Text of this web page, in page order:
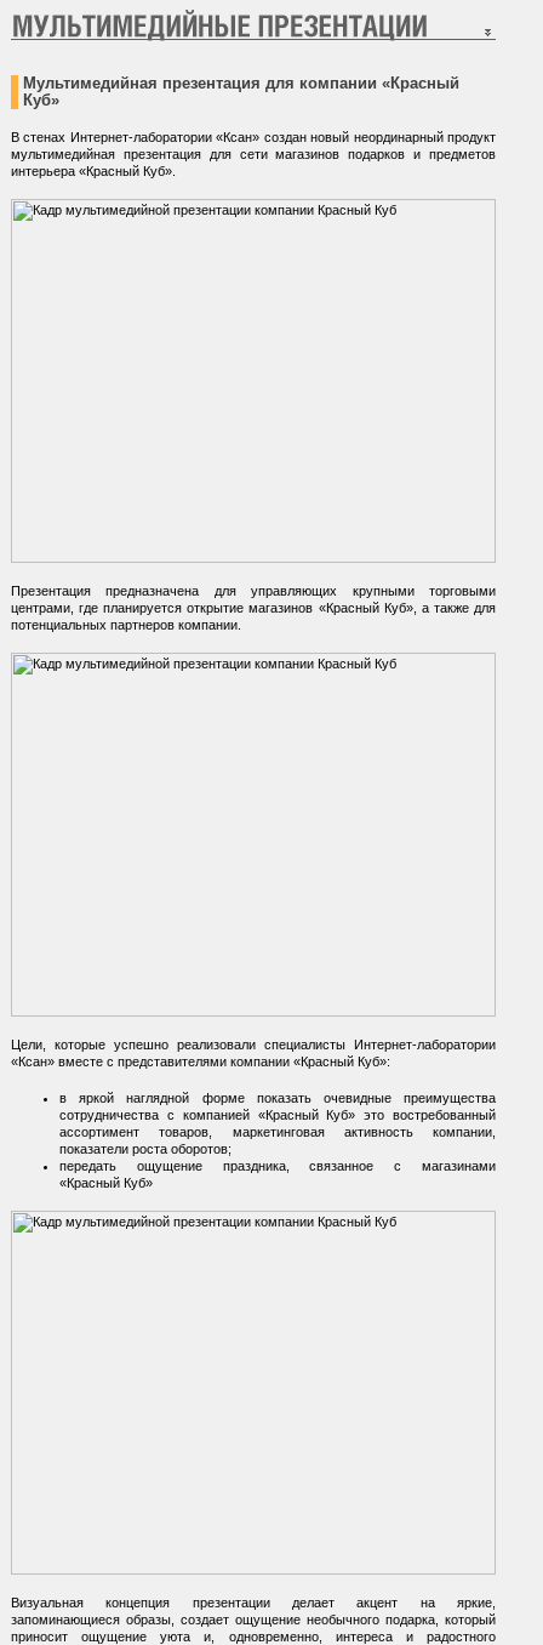
Мультимедийная презентация для компании «Красный
Куб»
В стенах Интернет-лаборатории «Ксан» создан новый неординарный продукт
мультимедийная презентация для сети магазинов подарков и предметов
интерьера «Красный Куб»
Презентация предназначена для управляющих крупными торговыми
центрами, где планируется открытие магазинов «Красный Куб», а также для
потенциальных партнеров компании.
Цели, которые успешно реализовали специалисты Интернет-лаборатории
«Ксан» вместе с представителями компании «Красный Куб»:
в яркой наглядной форме показать очевидные преимущества
сотрудничества с компанией «Красный Куб» это востребованный
ассортимент товаров, маркетинговая активность компании,
показатели роста оборотов;
передать ощущение праздника, связанное с магазинами
«Красный Куб»
Визуальная концепция презентации делает акцент на яркие,
запоминающиеся образы, создает ощущение необычного подарка, который
приносит ощущение уюта и, одновременно, интереса и радостного